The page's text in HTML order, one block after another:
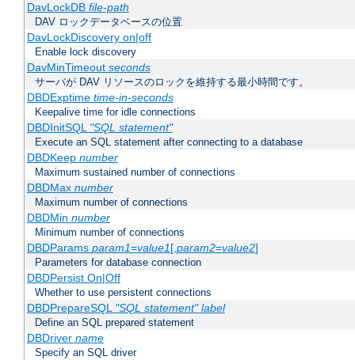
DavLockDB file-path
DAV ロックデータベースの位置
DavLockDiscovery on|off
Enable lock discovery
DavMinTimeout seconds
サーバが DAV リソースのロックを維持する最小時間です。
DBDExptime time-in-seconds
Keepalive time for idle connections
DBDInitSQL "SQL statement"
Execute an SQL statement after connecting to a database
DBDKeep number
Maximum sustained number of connections
DBDMax number
Maximum number of connections
DBDMin number
Minimum number of connections
DBDParams param1=value1[,param2=value2]
Parameters for database connection
DBDPersist On|Off
Whether to use persistent connections
DBDPrepareSQL "SQL statement" label
Define an SQL prepared statement
DBDriver name
Specify an SQL driver